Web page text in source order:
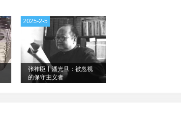
张祚臣丨潘光旦：被忽视
的保守主义者
2025-2-5